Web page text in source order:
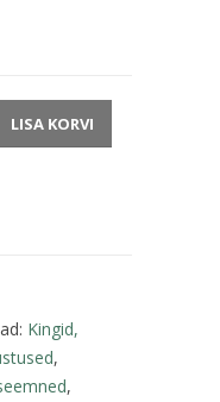
LISA KORVI
Kingid,
,
,